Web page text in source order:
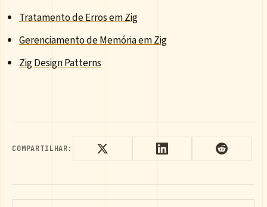
Tratamento de Erros em Zig
Gerenciamento de Memória em Zig
Zig Design Patterns
COMPARTILHAR: